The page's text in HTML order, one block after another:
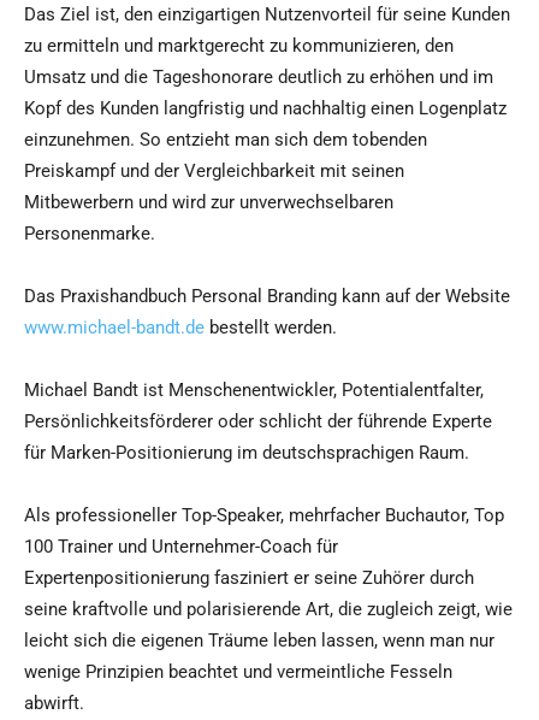
Das Ziel ist, den einzigartigen Nutzenvorteil für seine Kunden
zu ermitteln und marktgerecht zu kommunizieren, den
Umsatz und die Tageshonorare deutlich zu erhöhen und im
Kopf des Kunden langfristig und nachhaltig einen Logenplatz
einzunehmen. So entzieht man sich dem tobenden
Preiskampf und der Vergleichbarkeit mit seinen
Mitbewerbern und wird zur unverwechselbaren
Personenmarke.
Das Praxishandbuch Personal Branding kann auf der Website
www.michael-bandt.de bestellt werden.
Michael Bandt ist Menschenentwickler, Potentialentfalter,
Persönlichkeitsförderer oder schlicht der führende Experte
für Marken-Positionierung im deutschsprachigen Raum.
Als professioneller Top-Speaker, mehrfacher Buchautor, Top
100 Trainer und Unternehmer-Coach für
Expertenpositionierung fasziniert er seine Zuhörer durch
seine kraftvolle und polarisierende Art, die zugleich zeigt, wie
leicht sich die eigenen Träume leben lassen, wenn man nur
wenige Prinzipien beachtet und vermeintliche Fesseln
abwirft.